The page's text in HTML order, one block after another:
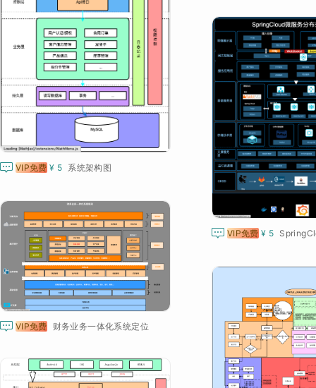
 VIP免费 ¥ 5 系统架构图
 VIP免费 ¥ 5
 VIP免费 财务业务一体化系统定位